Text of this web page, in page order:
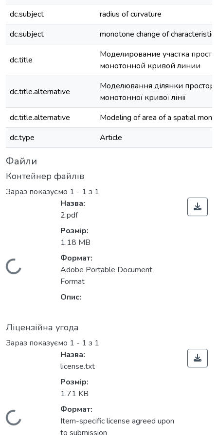
dc.subject
radius of curvature
dc.subject
monotone change of characteristics
dc.title
Моделирование участка
монотонной кривой линии
dc.title.alternative
Моделювання ділянки
монотонної кривої лінії
dc.title.alternative
Modeling of area of a spatial
dc.type
Article
Файли
Контейнер файлів
Зараз показуємо 1 - 1 з 1
Назва:
2.pdf
Розмір:
1.18 MB
Формат:
Adobe Portable Document
Format
Опис:
Ліцензійна угода
Зараз показуємо 1 - 1 з 1
Назва:
license.txt
Розмір:
1.71 KB
Формат:
Item-specific license agreed upon
to submission